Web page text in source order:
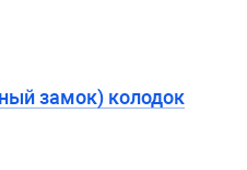
замок) колодок